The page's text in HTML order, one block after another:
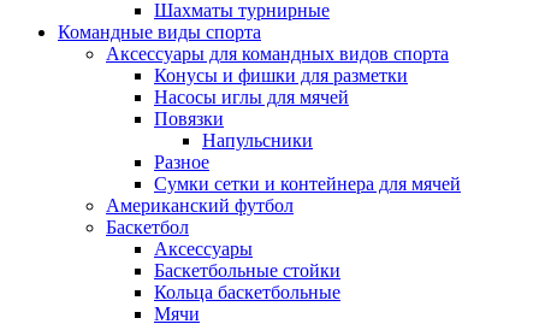
Шахматы турнирные
Командные виды спорта
Аксессуары для командных видов спорта
Конусы и фишки для разметки
Насосы иглы для мячей
Повязки
Напульсники
Разное
Сумки сетки и контейнера для мячей
Американский футбол
Баскетбол
Аксессуары
Баскетбольные стойки
Кольца баскетбольные
Мячи